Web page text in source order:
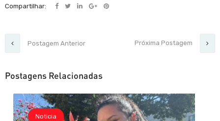
Compartilhar:
Postagem Anterior Próxima Postagem
Postagens Relacionadas
Noticia